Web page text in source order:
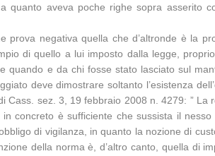
aveva poche righe sopra asserito
negativa quella che d’altronde è la
di quello a lui imposto dalla legge,
e da chi fosse stato lasciato sul
deve dimostrare soltanto l’esistenza
sez. 3, 19 febbraio 2008 n. 4279: ” La
concreto è sufficiente che sussista il
di vigilanza, in quanto la nozione di
della norma è, d’altro canto, quella di